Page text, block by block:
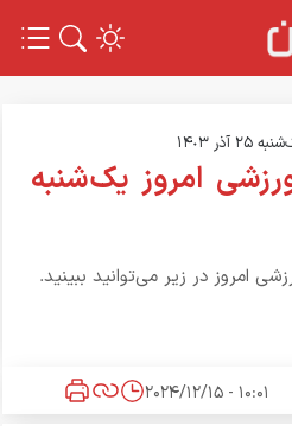
10:01 - 2024/12/15
امروز یک‌شنبه
امروز در زیر می‌‌توانید ببینید.